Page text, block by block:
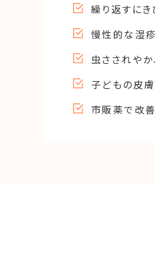
繰り返すに
慢性的な湿
虫さされや
子どもの皮
市販薬で改